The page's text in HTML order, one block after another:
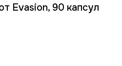
Evasion, 90 капсул